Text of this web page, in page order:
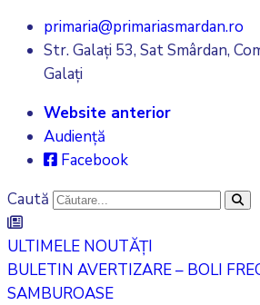
primaria@primariasmardan.ro
Str. Galați 53, Sat Smârdan,
Galați
Website anterior
Audiență
Facebook
Caută
ULTIMELE NOUTĂȚI
BULETIN AVERTIZARE – BOLI
SAMBUROASE